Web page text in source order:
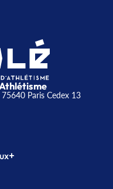
Paris Cedex 13
+